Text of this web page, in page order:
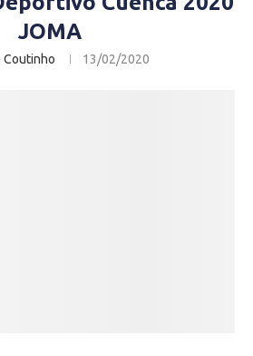
JOMA
Coutinho 13/02/2020